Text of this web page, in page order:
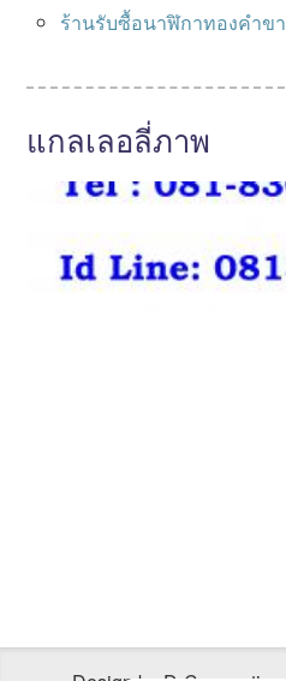
ร้านรับซื้อนาฬิกาทองคำขา
แกลเลอลี่ภาพ